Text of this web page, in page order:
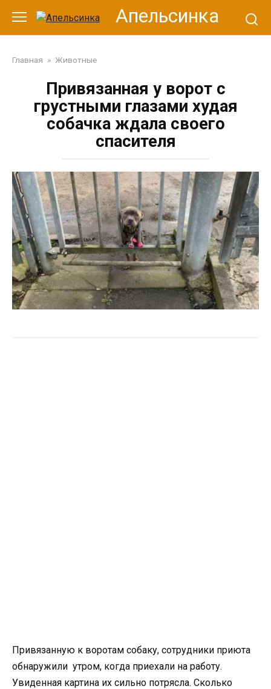
контенту
Апельсинка
Главная » Животные
Привязанная у ворот с
грустными глазами худая
собачка ждала своего
спасителя
Привязанную к воротам собаку, сотрудники приюта
обнаружили утром, когда приехали на работу.
Увиденная картина их сильно потрясла. Сколько